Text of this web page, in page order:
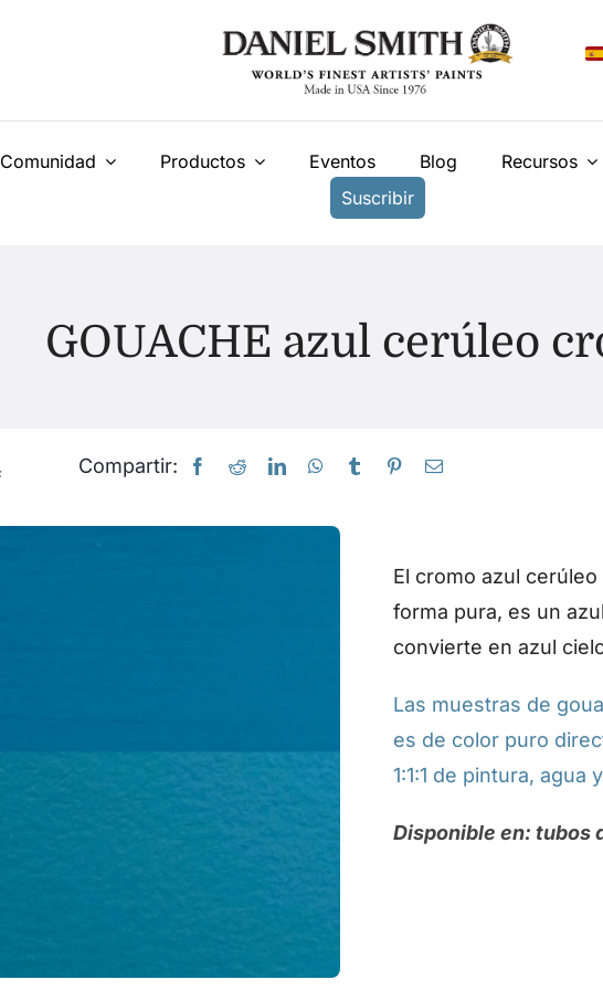
Comunidad Productos Eventos Blog Recursos
Suscribir
GOUACHE azul cerúleo
Compartir:
El cromo azul
forma pura, es un
convierte en azul
Las muestras de
es de color puro
1:1:1 de pintura, agua
Disponible en: tubos